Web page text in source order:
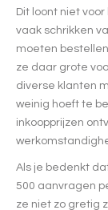
Dit loont niet
vaak schrikken
moeten
ze daar grote
diverse klanten
weinig hoeft te
inkoopprijzen
Als je bedenkt
500 aanvragen
ze niet zo gretig